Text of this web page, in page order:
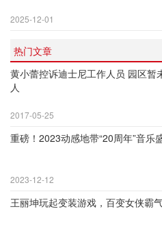
2025-12-01
热门文章
黄小蕾控诉迪士尼工作人员 园区暂
人
2017-05-25
重磅！2023动感地带“20周年”音乐
2023-12-12
王丽坤玩起变装游戏，百变女侠霸